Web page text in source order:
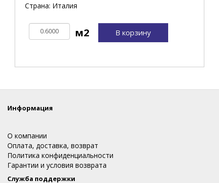
Страна: Италия
В корзину
Информация
О компании
Оплата, доставка, возврат
Политика конфиденциальности
Гарантии и условия возврата
Служба поддержки